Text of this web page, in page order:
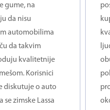
gume, na
da nisu
automobilima
da takvim
kvalitetnije
Korisnici
diskutuje o auto
se zimske Lassa